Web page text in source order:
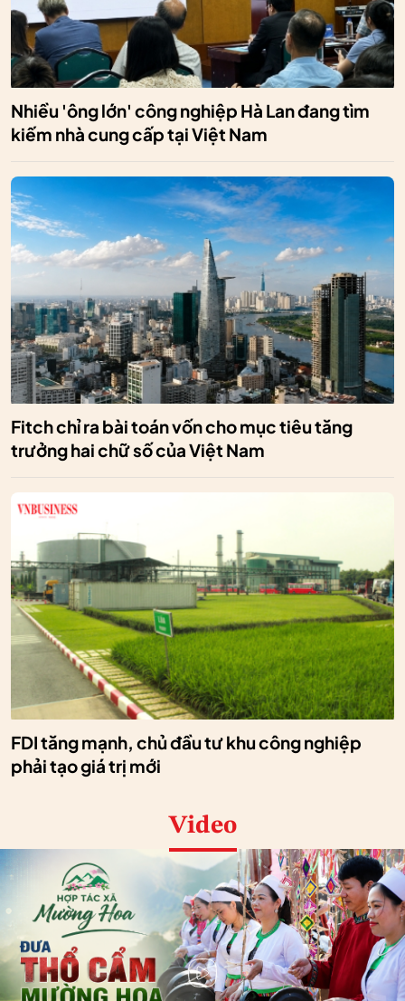
Nhiều 'ông lớn' công nghiệp Hà Lan đang tìm
kiếm nhà cung cấp tại Việt Nam
Fitch chỉ ra bài toán vốn cho mục tiêu tăng
trưởng hai chữ số của Việt Nam
FDI tăng mạnh, chủ đầu tư khu công nghiệp
phải tạo giá trị mới
Video